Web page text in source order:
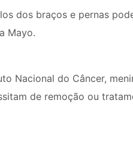
dos braços e pernas
Mayo.
Nacional do Câncer,
de remoção ou